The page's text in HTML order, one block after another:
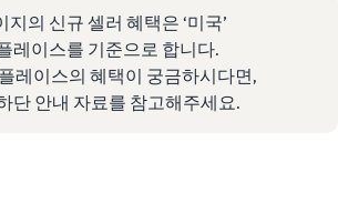
지의 신규 셀러 혜택은 ‘미국’
레이스를 기준으로 합니다.
레이스의 혜택이 궁금하시다면,
단 안내 자료를 참고해주세요.